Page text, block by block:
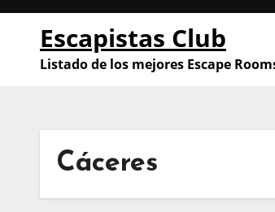
Saltar
contenido
Escapistas Club
Listado de los mejores Escape
Cáceres